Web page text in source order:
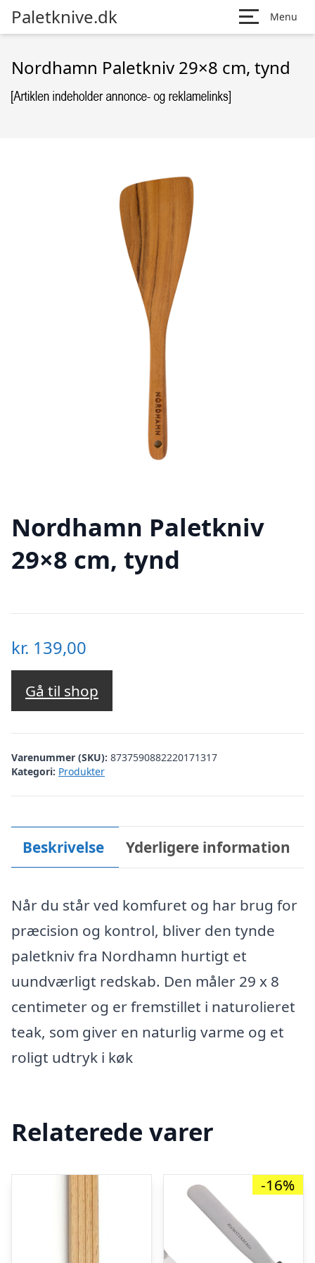
Paletknive.dk Menu
Nordhamn Paletkniv 29×8 cm, tynd
Nordhamn Paletkniv
29×8 cm, tynd
kr. 139,00
Gå til shop
Varenummer (SKU): 8737590882220171317
Kategori: Produkter
Beskrivelse Yderligere information
Når du står ved komfuret og har brug for
præcision og kontrol, bliver den tynde
paletkniv fra Nordhamn hurtigt et
uundværligt redskab. Den måler 29 x 8
centimeter og er fremstillet i naturolieret
teak, som giver en naturlig varme og et
roligt udtryk i køk
Relaterede varer
-16%